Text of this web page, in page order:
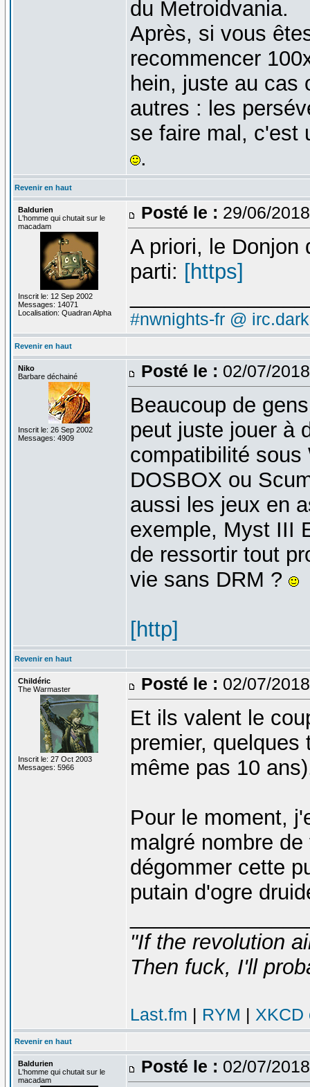
du Metroidvania.
Après, si vous
recommencer
hein, juste au cas
autres : les
se faire mal, c'est
.
Revenir en haut
Baldurien
L'homme qui chutait sur le
macadam
Inscrit le: 12 Sep 2002
Messages: 14071
Localisation: Quadran Alpha
Posté le : 29/06/
A priori, le Donjon
parti: [https]
#nwnights-fr @
Revenir en haut
Niko
Barbare déchainé
Inscrit le: 26 Sep 2002
Messages: 4909
Posté le : 02/07/
Beaucoup de
peut juste jouer à
compatibilité sous
DOSBOX ou
aussi les jeux en
exemple, Myst III
de ressortir tout
vie sans DRM ?
[http]
Revenir en haut
Childéric
The Warmaster
Inscrit le: 27 Oct 2003
Messages: 5966
Posté le : 02/07/
Et ils valent le
premier,
même pas 10
Pour le moment,
malgré nombre
dégommer cette
putain d'ogre
"If the revolution
Then fuck, I'll
Last.fm | RYM | XKCD
Revenir en haut
Baldurien
L'homme qui chutait sur le
macadam
Posté le : 02/07/